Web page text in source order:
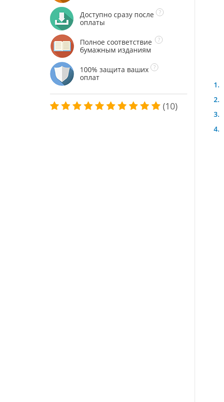
Доступно сразу после
оплаты
Полное соответствие
бумажным изданиям
100% защита ваших
оплат
(10)